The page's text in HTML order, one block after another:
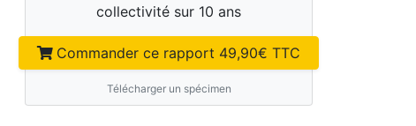
collectivité sur 10 ans
Commander ce rapport 49,90€ TTC
Télécharger un spécimen